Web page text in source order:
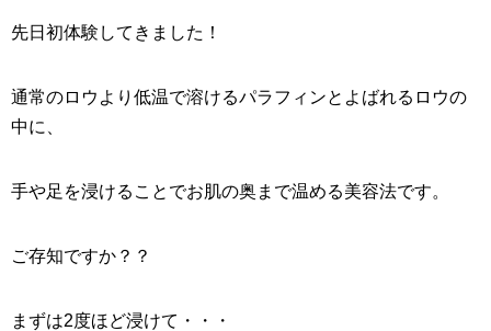
先日初体験してきました！
通常のロウより低温で溶けるパラフィンとよばれるロウの
中に、
手や足を浸けることでお肌の奥まで温める美容法です。
ご存知ですか？？
まずは2度ほど浸けて・・・